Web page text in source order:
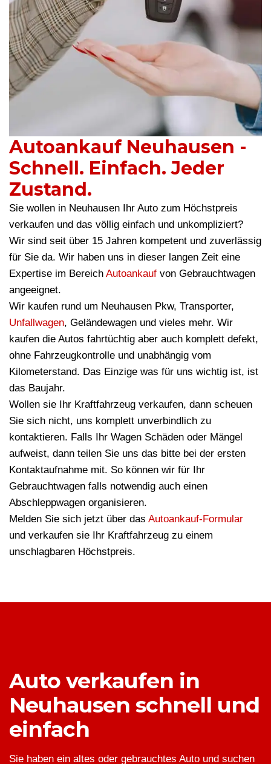
Autoankauf Neuhausen -
Schnell. Einfach. Jeder
Zustand.
Sie wollen in Neuhausen Ihr Auto zum Höchstpreis
verkaufen und das völlig einfach und unkompliziert?
Wir sind seit über 15 Jahren kompetent und zuverlässig
für Sie da. Wir haben uns in dieser langen Zeit eine
Expertise im Bereich Autoankauf von Gebrauchtwagen
angeeignet.
Wir kaufen rund um Neuhausen Pkw, Transporter,
Unfallwagen, Geländewagen und vieles mehr. Wir
kaufen die Autos fahrtüchtig aber auch komplett defekt,
ohne Fahrzeugkontrolle und unabhängig vom
Kilometerstand. Das Einzige was für uns wichtig ist, ist
das Baujahr.
Wollen sie Ihr Kraftfahrzeug verkaufen, dann scheuen
Sie sich nicht, uns komplett unverbindlich zu
kontaktieren. Falls Ihr Wagen Schäden oder Mängel
aufweist, dann teilen Sie uns das bitte bei der ersten
Kontaktaufnahme mit. So können wir für Ihr
Gebrauchtwagen falls notwendig auch einen
Abschleppwagen organisieren.
Melden Sie sich jetzt über das Autoankauf-Formular
und verkaufen sie Ihr Kraftfahrzeug zu einem
unschlagbaren Höchstpreis.
Auto verkaufen in
Neuhausen schnell und
einfach
Sie haben ein altes oder gebrauchtes Auto und suchen